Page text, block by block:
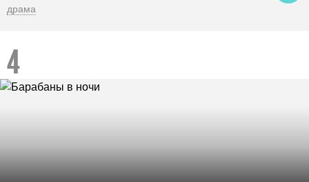
драма